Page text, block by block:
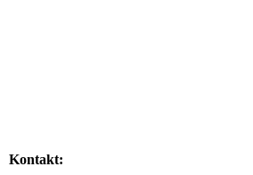
Kontakt: